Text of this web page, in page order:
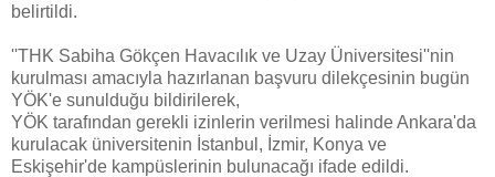
belirtildi.
''THK Sabiha Gökçen Havacılık ve Uzay Üniversitesi''nin
kurulması amacıyla hazırlanan başvuru dilekçesinin bugün
YÖK'e sunulduğu bildirilerek,
YÖK tarafından gerekli izinlerin verilmesi halinde Ankara'da
kurulacak üniversitenin İstanbul, İzmir, Konya ve
Eskişehir'de kampüslerinin bulunacağı ifade edildi.